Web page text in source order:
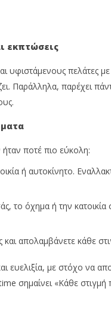
εκπτώσεις
υφιστάμενους πελάτες
Παράλληλα, παρέχει
ποτέ πιο εύκολη:
ή αυτοκίνητο.
το όχημα ή την κατοικία
απολαμβάνετε κάθε
ευελιξία, με στόχο να
σημαίνει «Κάθε στιγμή